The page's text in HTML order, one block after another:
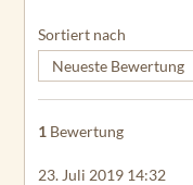
Sortiert nach
1 Bewertung
23. Juli 2019 14:32